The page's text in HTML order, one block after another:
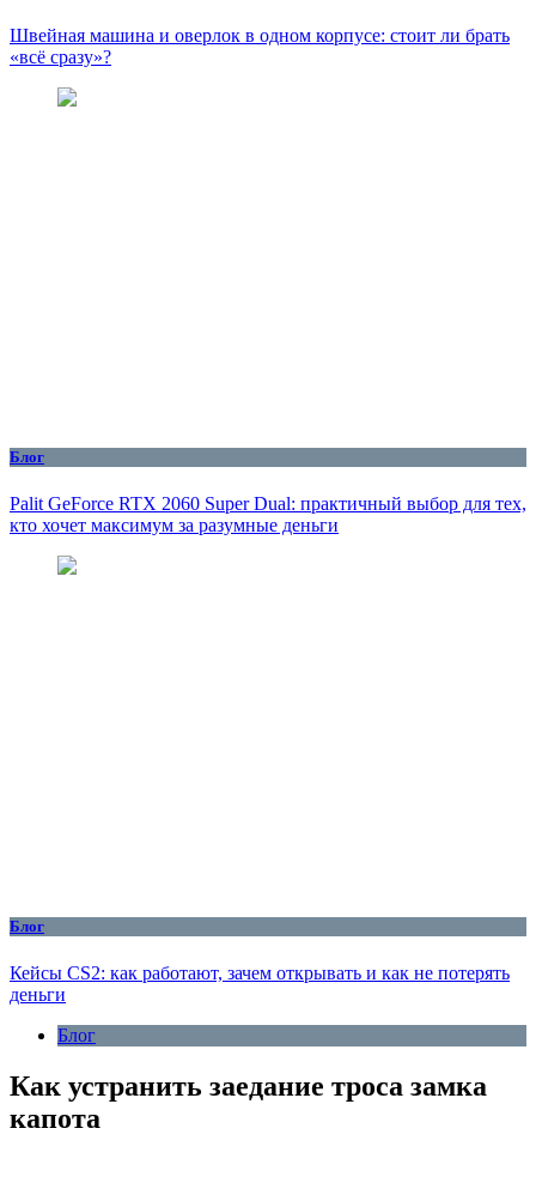
Швейная машина и оверлок в одном корпусе: стоит ли брать
«всё сразу»?
Блог
Palit GeForce RTX 2060 Super Dual: практичный выбор для тех,
кто хочет максимум за разумные деньги
Блог
Кейсы CS2: как работают, зачем открывать и как не потерять
деньги
Блог
Как устранить заедание троса замка
капота